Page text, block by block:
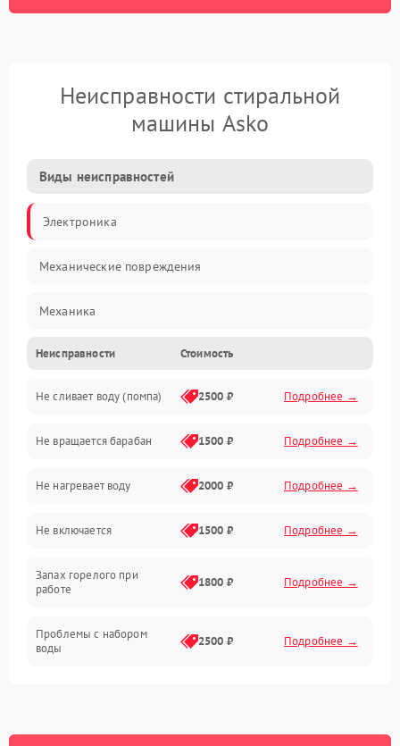
Неисправности стиральной
машины Asko
Виды неисправностей
Электроника
Механические повреждения
Механика
Электропитание
Водоснабжение
Слив
Программное обеспечение
Неисправности Стоимость
Не сливает воду (помпа) 2500 ₽ Подробнее →
Не вращается барабан 1500 ₽ Подробнее →
Не нагревает воду 2000 ₽ Подробнее →
Не включается 1500 ₽ Подробнее →
Запах горелого при
работе
1800 ₽ Подробнее →
Проблемы с набором
воды
2500 ₽ Подробнее →
Замена платы управления 2200 ₽ Подробнее →